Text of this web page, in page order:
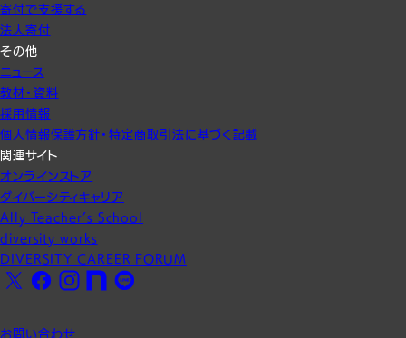
寄付で支援する
法人寄付
その他
ニュース
教材・資料
採用情報
個人情報保護方針・特定商取引法に基づく記載
関連サイト
オンラインストア
ダイバーシティキャリア
Ally Teacher’s School
diversity works
DIVERSITY CAREER FORUM
X
Facebook
Instagram
note LINE
お問い合わせ